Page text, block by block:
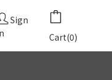
Sign
Cart(0)